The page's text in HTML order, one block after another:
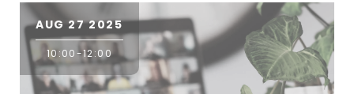
AUG 27 2025
10:00-12:00